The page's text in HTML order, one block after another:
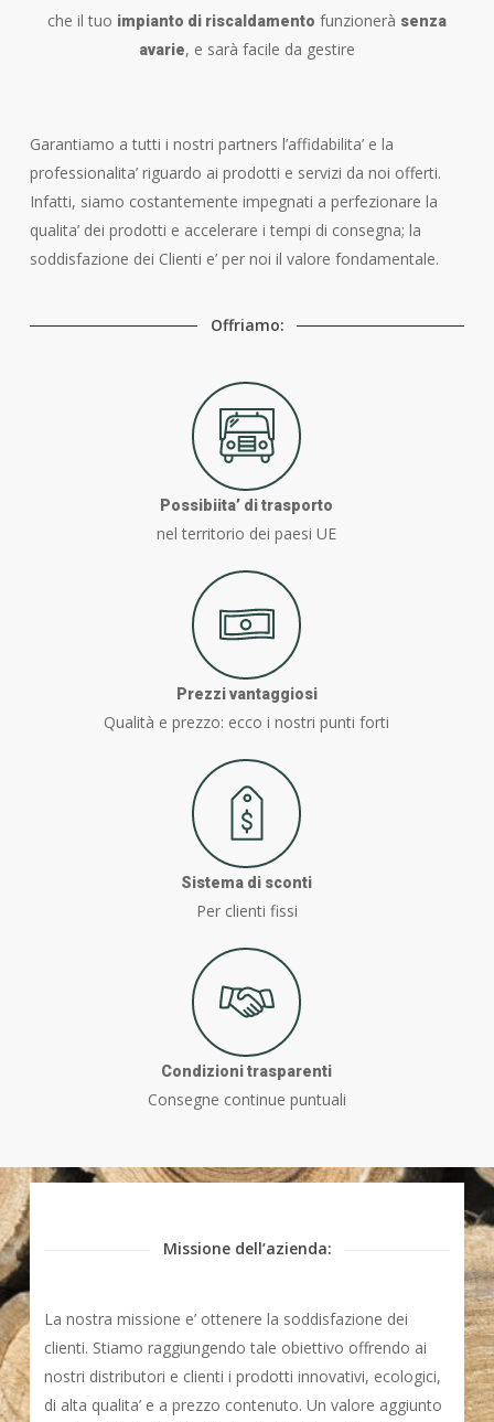
che il tuo impianto di riscaldamento funzionerà senza
avarie, e sarà facile da gestire
Garantiamo a tutti i nostri partners l’affidabilita’ e la
professionalita’ riguardo ai prodotti e servizi da noi offerti.
Infatti, siamo costantemente impegnati a perfezionare la
qualita’ dei prodotti e accelerare i tempi di consegna; la
soddisfazione dei Clienti e’ per noi il valore fondamentale.
Offriamo:
Possibiita’ di trasporto
nel territorio dei paesi UE
Prezzi vantaggiosi
Qualità e prezzo: ecco i nostri punti forti
Sistema di sconti
Per clienti fissi
Condizioni trasparenti
Consegne continue puntuali
Missione dell’azienda:
La nostra missione e’ ottenere la soddisfazione dei
clienti. Stiamo raggiungendo tale obiettivo offrendo ai
nostri distributori e clienti i prodotti innovativi, ecologici,
di alta qualita’ e a prezzo contenuto. Un valore aggiunto